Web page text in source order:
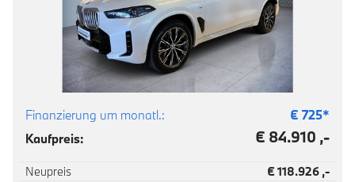
Finanzierung um monatl.: € 725*
Kaufpreis:
€ 84.910 ,-
Neupreis
€ 118.926 ,-